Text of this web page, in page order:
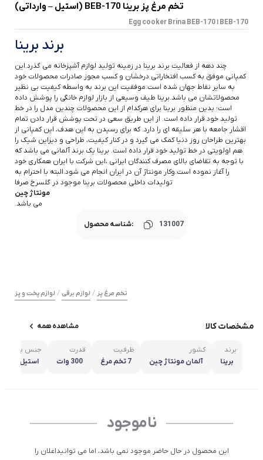
تخم مرغ پز برینا BEB-170 (استیل – وارداتی)
BEB-170 ا Egg cooker Brina BEB-170
برند برینا
چند دهه از فعالیت برند برینا در زمینه تولید لوازم آشپزخانه می گذرد.این
کمپانی موفق به کسب افتخاراتی درخشان و کسب مجوز صادرات محصولات خود
به سایر نقاط جهان شده است.موفقیت این برند به واسطه کیفیت بی نظیر
محصولاتشان می باشد.برینا طیف وسیعی از بازار لوازم خانگی را پوشش داده
است؛ بدین منظور برینا برای هرکدام از این محصولات چندین مدل را در خط
تولید خود قرار داده است. از این طریق سعی در تحت پوشش قرار دادن تمام
اقشار جامعه با هر سلیقه ای را دارد. که برای رسیدن به این هدف، این کمپانی از
بهترین طراحان روز دنیا کمک می گیرد و در کنار کیفیت، طراحی و دیزاین شیک را
هم اولویتی در خط تولید خود قرار داده است. برینا یک برند آلمانی می باشد که
با توجه به تقاضای بالای مصرف کنندگان ایرانی ،این شرکت با ایران همکاری خود
را آغاز نموده است.وکار مونتاژ آن در ایران انجام می شود.البته با احترام به
تولیدات داخلی محصولات برینا موجود در گلسرخ صرفا
مونتاژ چین
می باشد.
شناسه محصول: 131007
تخم مرغ پز / لوازم برقی / لوازم پخت و پز
مشخصات کالا مشاهده همه
برند
برینا
کشور
آلمان مونتاژ چین
ظرفیت
7 تخم مرغ
قدرت
300 وات
جنس بدنه
استیل
ناموجود
این محصول در حال حاضر موجود نمی باشد، اما می توانیداعلان را